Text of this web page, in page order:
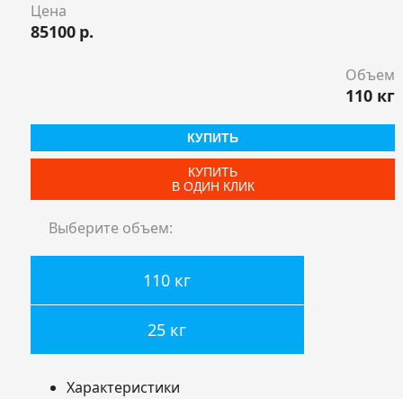
Цена
85100 р.
Объем
110 кг
КУПИТЬ
КУПИТЬ
В ОДИН КЛИК
Выберите объем:
110 кг
25 кг
Характеристики